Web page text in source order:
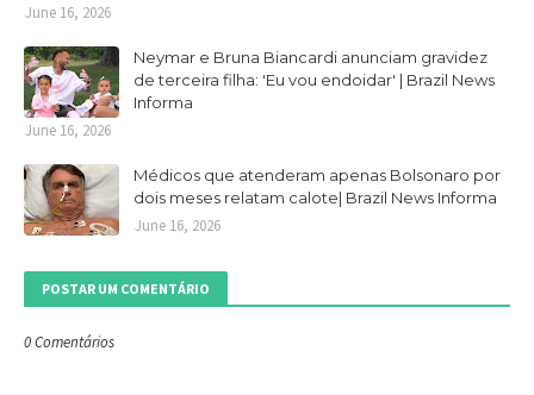
June 16, 2026
Neymar e Bruna Biancardi anunciam gravidez
de terceira filha: 'Eu vou endoidar' | Brazil News
Informa
June 16, 2026
Médicos que atenderam apenas Bolsonaro por
dois meses relatam calote| Brazil News Informa
June 16, 2026
POSTAR UM COMENTÁRIO
0 Comentários